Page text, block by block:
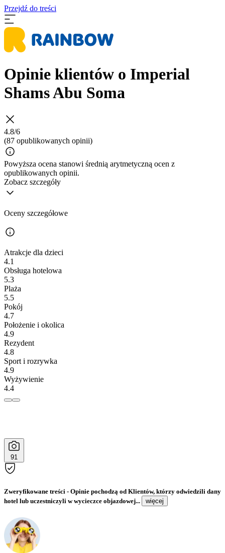
Przejdź do treści
Opinie klientów o Imperial
Shams Abu Soma
4.8/6
(87 opublikowanych opinii)
Powyższa ocena stanowi średnią arytmetyczną ocen z
opublikowanych opinii.
Zobacz szczegóły
Oceny szczegółowe
Atrakcje dla dzieci
4.1
Obsługa hotelowa
5.3
Plaża
5.5
Pokój
4.7
Położenie i okolica
4.9
Rezydent
4.8
Sport i rozrywka
4.9
Wyżywienie
4.4
91
Zweryfikowane treści - Opinie pochodzą od Klientów, którzy odwiedzili dany
hotel lub uczestniczyli w wycieczce objazdowej...
więcej